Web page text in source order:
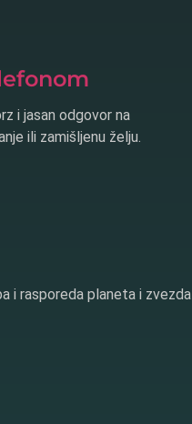
i jasan odgovor na
ili zamišljenu želju.
i rasporeda planeta i zvezda